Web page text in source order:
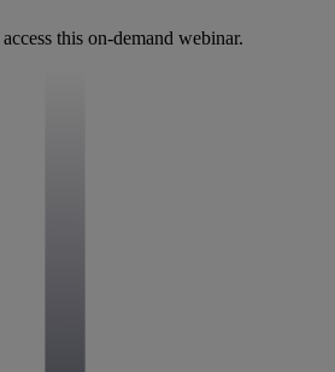
this on-demand webinar.